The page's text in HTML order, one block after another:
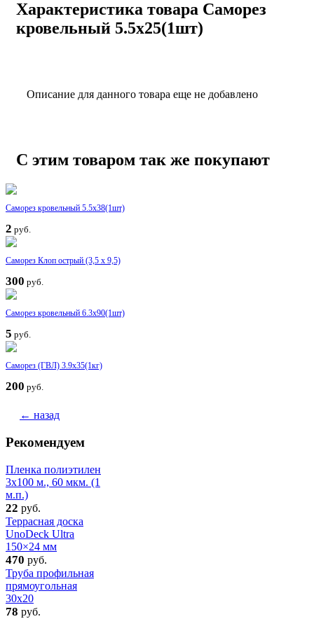
Характеристика товара Саморез
кровельный 5.5x25(1шт)
Описание для данного товара еще не добавлено
С этим товаром так же покупают
Саморез кровельный 5.5x38(1шт)
2 руб.
Саморез Клоп острый (3,5 х 9,5)
300 руб.
Саморез кровельный 6.3x90(1шт)
5 руб.
Саморез (ГВЛ) 3.9x35(1кг)
200 руб.
← назад
Рекомендуем
Пленка полиэтилен
3х100 м., 60 мкм. (1
м.п.)
22 руб.
Террасная доска
UnoDeck Ultra
150×24 мм
470 руб.
Труба профильная
прямоугольная
30x20
78 руб.